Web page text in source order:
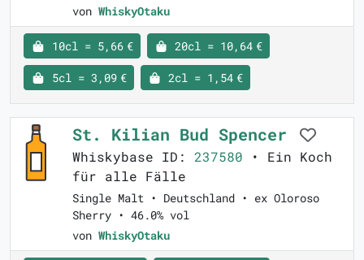
von WhiskyOtaku
10cl = 5,66 € 20cl = 10,64 €
5cl = 3,09 € 2cl = 1,54 €
St. Kilian Bud Spencer
Whiskybase ID: 237580 • Ein Koch
für alle Fälle
Single Malt • Deutschland • ex Oloroso
Sherry • 46.0% vol
von WhiskyOtaku